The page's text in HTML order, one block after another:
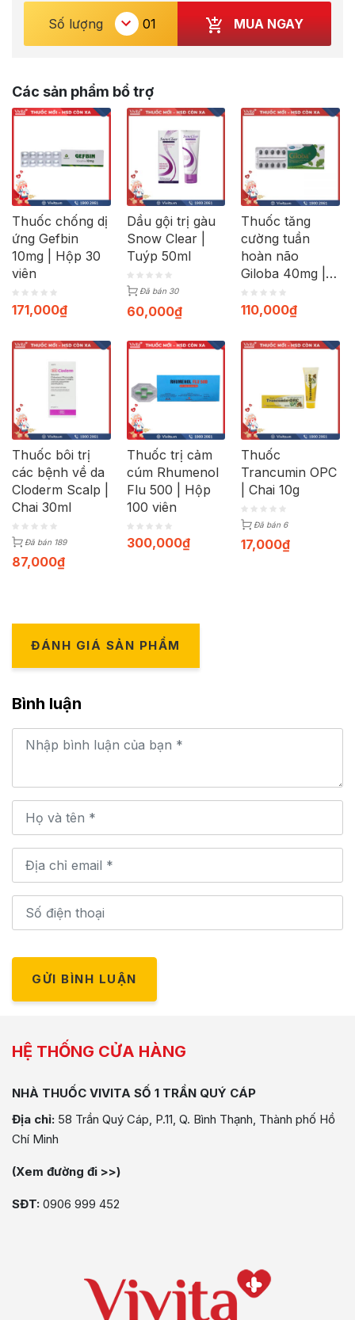
Số lượng MUA NGAY
Các sản phẩm bổ trợ
Thuốc chống dị
ứng Gefbin
10mg | Hộp 30
viên
171,000₫
Dầu gội trị gàu
Snow Clear |
Tuýp 50ml
Đã bán 30
60,000₫
Thuốc tăng
cường tuần
hoàn não
Giloba 40mg |
Hộp 30 viên
110,000₫
Thuốc bôi trị
các bệnh về da
Cloderm Scalp |
Chai 30ml
Đã bán 189
87,000₫
Thuốc trị cảm
cúm Rhumenol
Flu 500 | Hộp
100 viên
300,000₫
Thuốc
Trancumin OPC
| Chai 10g
Đã bán 6
17,000₫
ĐÁNH GIÁ SẢN PHẨM
Bình luận
GỬI BÌNH LUẬN
HỆ THỐNG CỬA HÀNG
NHÀ THUỐC VIVITA SỐ 1 TRẦN QUÝ CÁP
Địa chỉ: 58 Trần Quý Cáp, P.11, Q. Bình Thạnh, Thành phố Hồ
Chí Minh
(Xem đường đi >>)
SĐT: 0906 999 452